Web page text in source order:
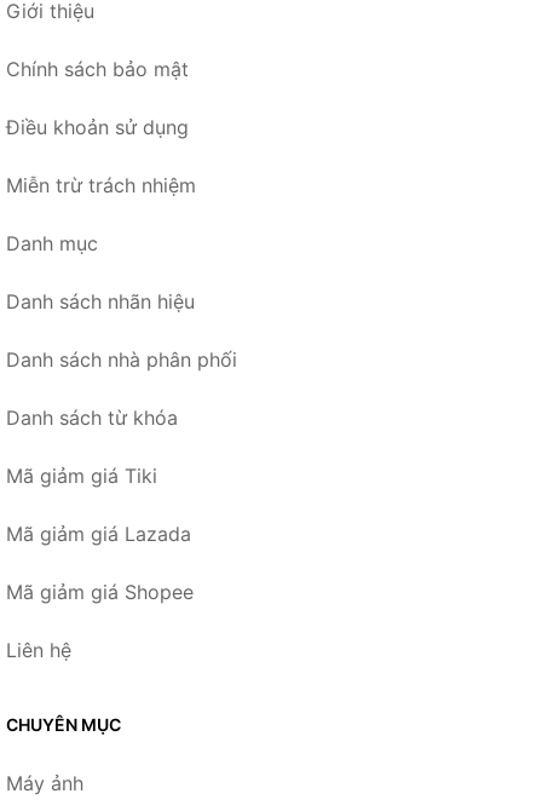
Giới thiệu
Chính sách bảo mật
Điều khoản sử dụng
Miễn trừ trách nhiệm
Danh mục
Danh sách nhãn hiệu
Danh sách nhà phân phối
Danh sách từ khóa
Mã giảm giá Tiki
Mã giảm giá Lazada
Mã giảm giá Shopee
Liên hệ
CHUYÊN MỤC
Máy ảnh